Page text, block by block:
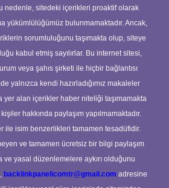
nedenle, sitedeki içerikleri proaktif olarak
yükümlülüğümüz bulunmamaktadır. Ancak,
sorumluluğunu taşımakta olup, siteye
kabul etmiş sayılırlar. Bu internet sitesi,
veya şahıs şirketi ile hiçbir bağlantısı
yalnızca kendi hazırladığımız makaleler
yer alan içerikler haber niteliği taşımamakta
hakkında paylaşım yapılmamaktadır.
ile isim benzerlikleri tamamen tesadüfidir.
ve tamamen ücretsiz bir bilgi paylaşım
ve yasal düzenlemelere aykırı olduğunu
backlinkpanelicomtr@gmail.com adresine